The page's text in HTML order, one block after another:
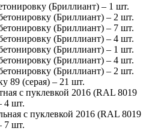
(Бриллиант) – 1 шт.
(Бриллиант) – 2 шт.
(Бриллиант) – 7 шт.
(Бриллиант) – 4 шт.
(Бриллиант) – 1 шт.
(Бриллиант) – 4 шт.
(Бриллиант) – 2 шт.
89 (серая) – 21 шт.
с пуклевкой 2016 (RAL 8019
4 шт.
с пуклевкой 2016 (RAL 8019
7 шт.